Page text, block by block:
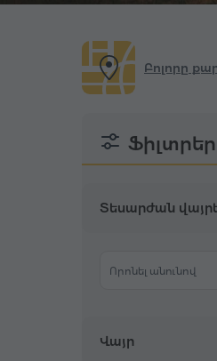
Ֆիլտրեր
Տեսարժան
Որոնել անունով
Վայր
Բոլորը